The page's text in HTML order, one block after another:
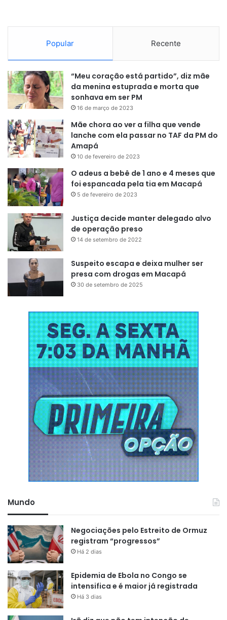
Popular Recente
“Meu coração está partido”, diz mãe
da menina estuprada e morta que
sonhava em ser PM
16 de março de 2023
Mãe chora ao ver a filha que vende
lanche com ela passar no TAF da PM do
Amapá
10 de fevereiro de 2023
O adeus a bebê de 1 ano e 4 meses que
foi espancada pela tia em Macapá
5 de fevereiro de 2023
Justiça decide manter delegado alvo
de operação preso
14 de setembro de 2022
Suspeito escapa e deixa mulher ser
presa com drogas em Macapá
30 de setembro de 2025
Mundo
Negociações pelo Estreito de Ormuz
registram “progressos”
Há 2 dias
Epidemia de Ebola no Congo se
intensifica e é maior já registrada
Há 3 dias